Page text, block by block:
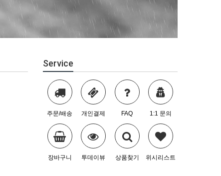
Service
주문/배송 개인결제 FAQ 1:1 문의
장바구니 투데이뷰 상품찾기 위시리스트